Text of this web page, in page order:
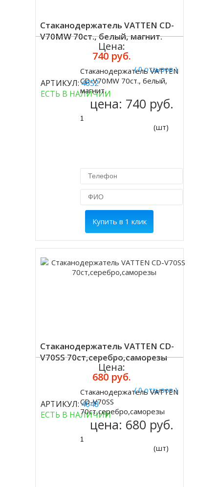
Стаканодержатель VATTEN CD-
V70MW 70ст., белый, магнит.
( 0 отзывов )
АРТИКУЛ:4652
ЕСТЬ В НАЛИЧИИ
Цена:
740 руб.
Стаканодержатель VATTEN
CD-V70MW 70ст., белый,
магнит.
цена: 740 руб.
(шт)
Купить в 1 клик
Стаканодержатель VATTEN CD-
V70SS 70ст,серебро,саморезы
( 0 отзывов )
АРТИКУЛ:4648
ЕСТЬ В НАЛИЧИИ
Цена:
680 руб.
Стаканодержатель VATTEN
CD-V70SS
70ст,серебро,саморезы
цена: 680 руб.
(шт)